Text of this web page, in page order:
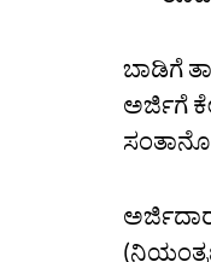
ಬಾಡಿಗೆ
ಅರ್ಜಿಗೆ